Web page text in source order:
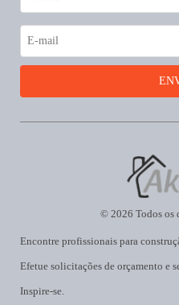
Encontre profissionais para
Efetue solicitações de orçamento e
Inspire-se.
© 2026 Todos os